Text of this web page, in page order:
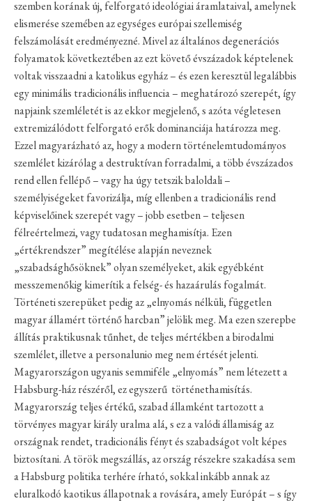
szemben korának új, felforgató ideológiai áramlataival, amelynek
elismerése szemében az egységes európai szellemiség
felszámolását eredményezné. Mivel az általános degenerációs
folyamatok következtében az ezt követő évszázadok képtelenek
voltak visszaadni a katolikus egyház – és ezen keresztül legalábbis
egy minimális tradicionális influencia – meghatározó szerepét, így
napjaink szemléletét is az ekkor megjelenő, s azóta végletesen
extremizálódott felforgató erők dominanciája határozza meg.
Ezzel magyarázható az, hogy a modern történelemtudományos
szemlélet kizárólag a destruktívan forradalmi, a több évszázados
rend ellen fellépő – vagy ha úgy tetszik baloldali –
személyiségeket favorizálja, míg ellenben a tradicionális rend
képviselőinek szerepét vagy – jobb esetben – teljesen
félreértelmezi, vagy tudatosan meghamisítja. Ezen
„értékrendszer” megítélése alapján neveznek
„szabadsághősöknek” olyan személyeket, akik egyébként
messzemenőkig kimerítik a felség- és hazaárulás fogalmát.
Történeti szerepüket pedig az „elnyomás nélküli, független
magyar államért történő harcban” jelölik meg. Ma ezen szerepbe
állítás praktikusnak tűnhet, de teljes mértékben a birodalmi
szemlélet, illetve a personalunio meg nem értését jelenti.
Magyarországon ugyanis semmiféle „elnyomás” nem létezett a
Habsburg-ház részéről, ez egyszerű történethamisítás.
Magyarország teljes értékű, szabad államként tartozott a
törvényes magyar király uralma alá, s ez a valódi államiság az
országnak rendet, tradicionális fényt és szabadságot volt képes
biztosítani. A török megszállás, az ország részekre szakadása sem
a Habsburg politika terhére írható, sokkal inkább annak az
eluralkodó kaotikus állapotnak a rovására, amely Európát – s így